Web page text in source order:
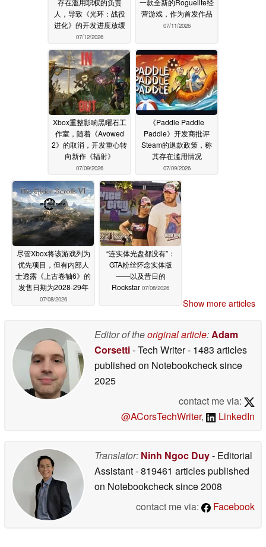
存在滥用职权的负责
人，导致《光环：战役
进化》的开发进度放缓
07/12/2026
一款全新的Roguelite经
营游戏，作为首发作品
07/11/2026
Xbox重整影响黑曜石工
作室，随着《Avowed
2》的取消，开发重心转
向新作《辐射》
07/09/2026
《Paddle Paddle
Paddle》开发商批评
Steam的退款政策，称
其存在滥用情况
07/09/2026
尽管Xbox将该游戏列为
优先项目，但有内部人
士透露《上古卷轴6》的
发售日期为2028-29年
07/08/2026
“连实体光盘都没有”：
GTA粉丝怀念实体版
——以及昔日的
Rockstar 07/08/2026
Show more articles
Editor of theoriginal article:Adam
Corsetti- Tech Writer- 1483 articles
published on Notebookchecksince
2025
contact me via:
@ACorsTechWriter, LinkedIn
Translator: Ninh Ngoc Duy- Editorial
Assistant- 819461 articles published
on Notebookchecksince 2008
contact me via:
Facebook